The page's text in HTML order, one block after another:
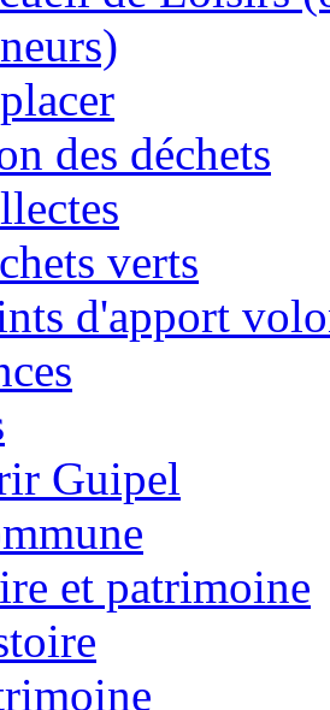
des déchets
verts
d'apport
Guipel
et patrimoine